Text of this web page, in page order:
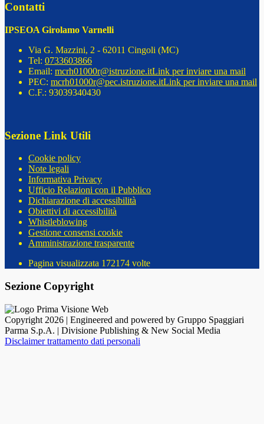
Contatti
IPSEOA Girolamo Varnelli
Via G. Mazzini, 2 - 62011 Cingoli (MC)
Tel: 0733603866
Email: mcrh01000r@istruzione.itLink per inviare una mail
PEC: mcrh01000r@pec.istruzione.itLink per inviare una mail
C.F.: 93039340430
Sezione Link Utili
Cookie policy
Note legali
Informativa Privacy
Ufficio Relazioni con il Pubblico
Dichiarazione di accessibilità
Obiettivi di accessibilità
Whistleblowing
Gestione consensi cookie
Amministrazione trasparente
Pagina visualizzata 172174 volte
Sezione Copyright
Copyright 2026 | Engineered and powered by Gruppo Spaggiari
Parma S.p.A. | Divisione Publishing & New Social Media
Disclaimer trattamento dati personali